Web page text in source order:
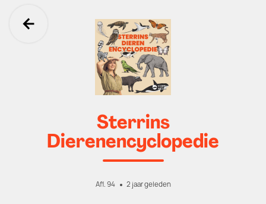
Ga terug
Sterrins
Dierenencyclopedie
Afl. 94 2 jaar geleden